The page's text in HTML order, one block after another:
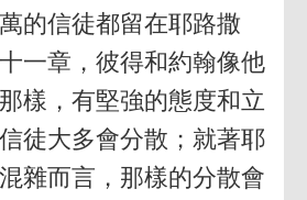
的信徒都留在耶路撒
一章，彼得和約翰像他
樣，有堅強的態度和立
徒大多會分散；就著耶
雜而言，那樣的分散會